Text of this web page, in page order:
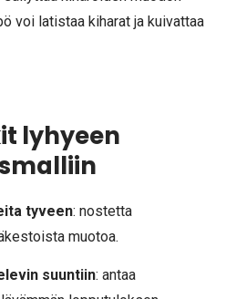
voi latistaa kiharat ja kuivattaa
lyhyeen
tyveen: nostetta
muotoa.
suuntiin: antaa